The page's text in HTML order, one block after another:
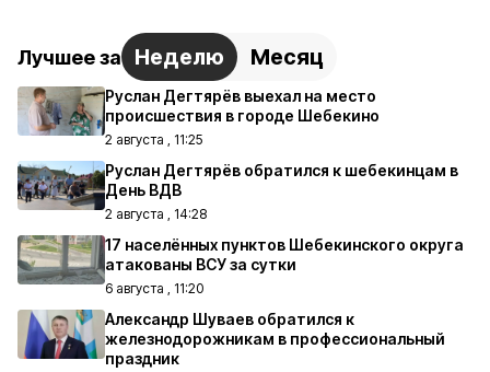
Лучшее за Неделю Месяц
Руслан Дегтярёв выехал на место
происшествия в городе Шебекино
2 августа , 11:25
Руслан Дегтярёв обратился к шебекинцам в
День ВДВ
2 августа , 14:28
17 населённых пунктов Шебекинского округа
атакованы ВСУ за сутки
6 августа , 11:20
Александр Шуваев обратился к
железнодорожникам в профессиональный
праздник